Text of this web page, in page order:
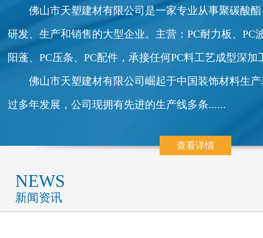
佛山市天塑建材有限公司是一家专业从事聚碳酸
研发、生产和销售的大型企业。主营：PC耐力板、PC
阳蓬、PC压条、PC配件，承接任何PC料工艺成型深加
佛山市天塑建材有限公司崛起于中国装饰材料生
过多年发展，公司现拥有先进的生产线多条......
查看详情
NEWS
新闻资讯